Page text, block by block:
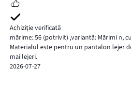
Achiziție verificată
mărime: 56 (potrivit) ,variantă: Mărimi n,
Materialul este pentru un pantalon lejer
mai lejeri.
2026-07-27